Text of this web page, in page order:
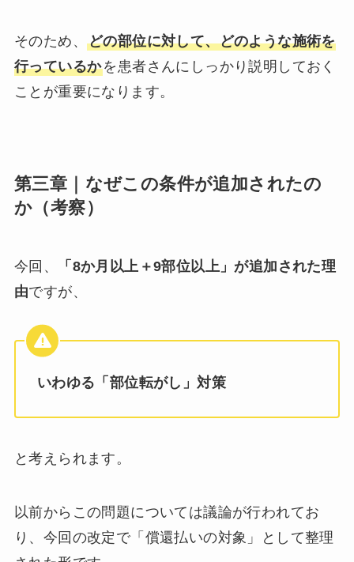
そのため、 どの部位に対して、どのような施術を
行っているかを患者さんにしっかり説明しておく
ことが重要になります。
第三章｜なぜこの条件が追加されたの
か（考察）
今回、
「8か月以上＋9部位以上」が追加された理
由ですが、
いわゆる「部位転がし」対策
と考えられます。
以前からこの問題については議論が行われてお
り、今回の改定で「償還払いの対象」として整理